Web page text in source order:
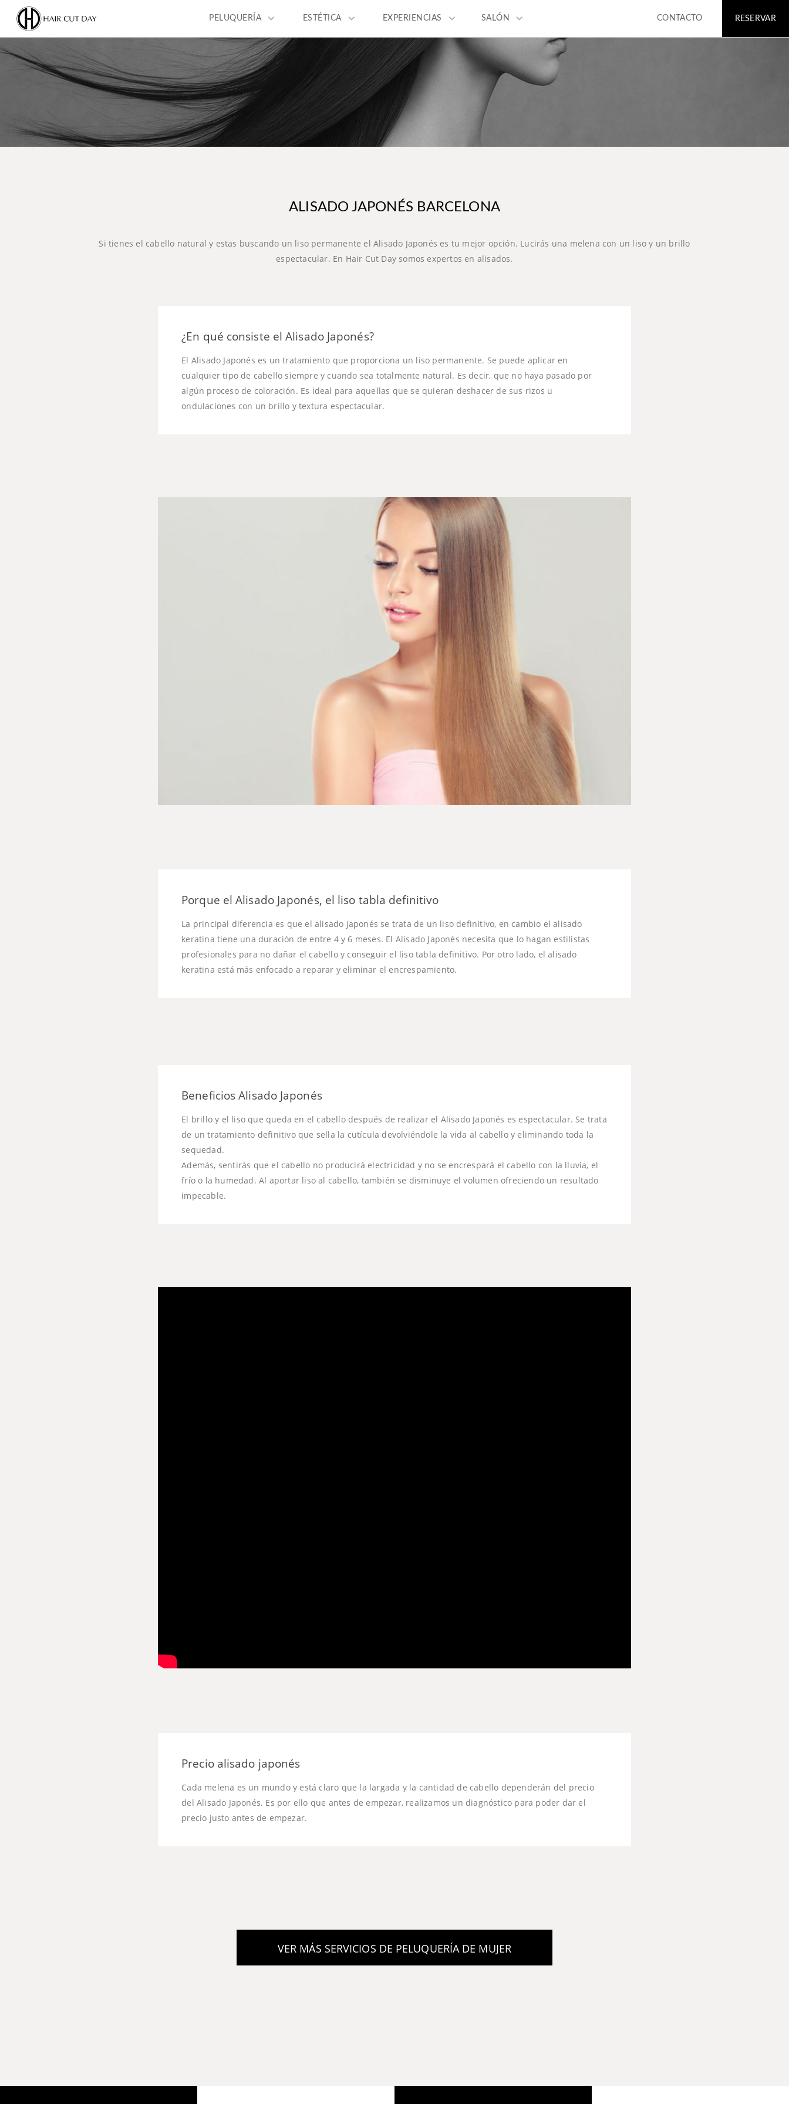
RESERVAR
CONTACTO
PELUQUERÍA keyboard_arrow_down ESTÉTICA keyboard_arrow_down EXPERIENCIAS keyboard_arrow_down SALÓN keyboard_arrow_down
ALISADO JAPONÉS BARCELONA
Si tienes el cabello natural y estas buscando un liso permanente el Alisado Japonés es tu mejor opción. Lucirás una melena con un liso y un brillo
espectacular. En Hair Cut Day somos expertos en alisados.
¿En qué consiste el Alisado Japonés?
El Alisado Japonés es un tratamiento que proporciona un liso permanente. Se puede aplicar en
cualquier tipo de cabello siempre y cuando sea totalmente natural. Es decir, que no haya pasado por
algún proceso de coloración. Es ideal para aquellas que se quieran deshacer de sus rizos u
ondulaciones con un brillo y textura espectacular.
Porque el Alisado Japonés, el liso tabla definitivo
La principal diferencia es que el alisado japonés se trata de un liso definitivo, en cambio el alisado
keratina tiene una duración de entre 4 y 6 meses. El Alisado Japonés necesita que lo hagan estilistas
profesionales para no dañar el cabello y conseguir el liso tabla definitivo. Por otro lado, el alisado
keratina está más enfocado a reparar y eliminar el encrespamiento.
Beneficios Alisado Japonés
El brillo y el liso que queda en el cabello después de realizar el Alisado Japonés es espectacular. Se trata
de un tratamiento definitivo que sella la cutícula devolviéndole la vida al cabello y eliminando toda la
sequedad.
Además, sentirás que el cabello no producirá electricidad y no se encrespará el cabello con la lluvia, el
frío o la humedad. Al aportar liso al cabello, también se disminuye el volumen ofreciendo un resultado
impecable.
Precio alisado japonés
Cada melena es un mundo y está claro que la largada y la cantidad de cabello dependerán del precio
del Alisado Japonés. Es por ello que antes de empezar, realizamos un diagnóstico para poder dar el
precio justo antes de empezar.